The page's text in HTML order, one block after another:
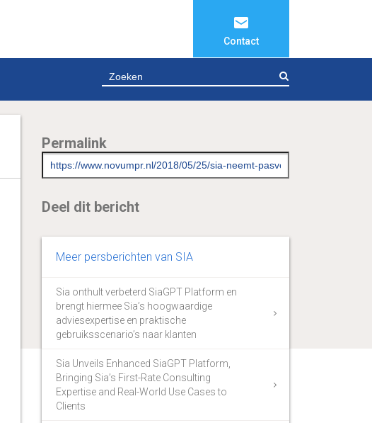
Contact
Permalink
Deel dit bericht
Meer persberichten van SIA
Sia onthult verbeterd SiaGPT Platform en
brengt hiermee Sia’s hoogwaardige
adviesexpertise en praktische
gebruiksscenario’s naar klanten
Sia Unveils Enhanced SiaGPT Platform,
Bringing Sia’s First-Rate Consulting
Expertise and Real-World Use Cases to
Clients